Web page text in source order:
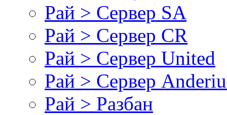
Рай > Сервер SA
Рай > Сервер CR
Рай > Сервер United
Рай > Сервер
Рай > Разбан